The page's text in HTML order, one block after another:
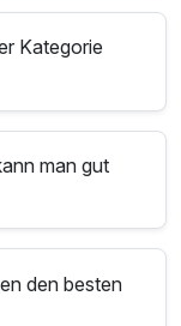
Kategorie
man gut
den besten